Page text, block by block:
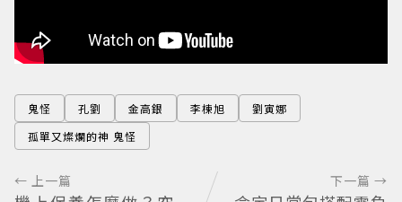
鬼怪 孔劉 金高銀 李棟旭
劉寅娜
孤單又燦爛的神 鬼怪
← 上一篇 下一篇 →